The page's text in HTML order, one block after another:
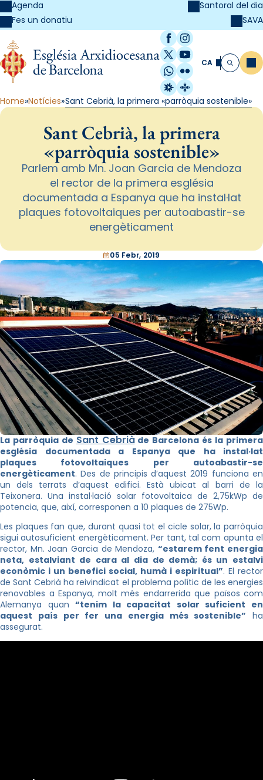
Agenda
Fes un donatiu
Santoral del dia
SAVA
Facebook
Instagram
X / Twitter
YouTube
WhatsApp
Flickr
Radio Estel
Catalunya
CA Cerca
Home Notícies Sant Cebrià, la primera «parròquia sostenible»
Sant Cebrià, la primera
«parròquia sostenible»
Parlem amb Mn. Joan Garcia de Mendoza
el rector de la primera església
documentada a Espanya que ha instal·lat
plaques fotovoltaiques per autoabastir-se
energèticament
05 Febr, 2019
La parròquia de Sant Cebriàde Barcelona és la primera
església documentada a Espanya que ha instal·lat
plaques fotovoltaiques per autoabastir-se
energèticament. Des de principis d’aquest 2019 funciona en
un dels terrats d’aquest edifici. Està ubicat al barri de la
Teixonera. Una instal·lació solar fotovoltaica de 2,75kWp de
potencia, que, així, corresponen a 10 plaques de 275Wp.
Les plaques fan que, durant quasi tot el cicle solar, la parròquia
sigui autosuficient energèticament. Per tant, tal com apunta el
rector, Mn. Joan Garcia de Mendoza, “estarem fent energia
neta, estalviant de cara al dia de demà; és un estalvi
econòmic i un benefici social, humà i espiritual”. El rector
de Sant Cebrià ha reivindicat el problema polític de les energies
renovables a Espanya, molt més endarrerida que països com
Alemanya quan“tenim la capacitat solar suficient en
aquest país per fer una energia més sostenible” ha
assegurat.